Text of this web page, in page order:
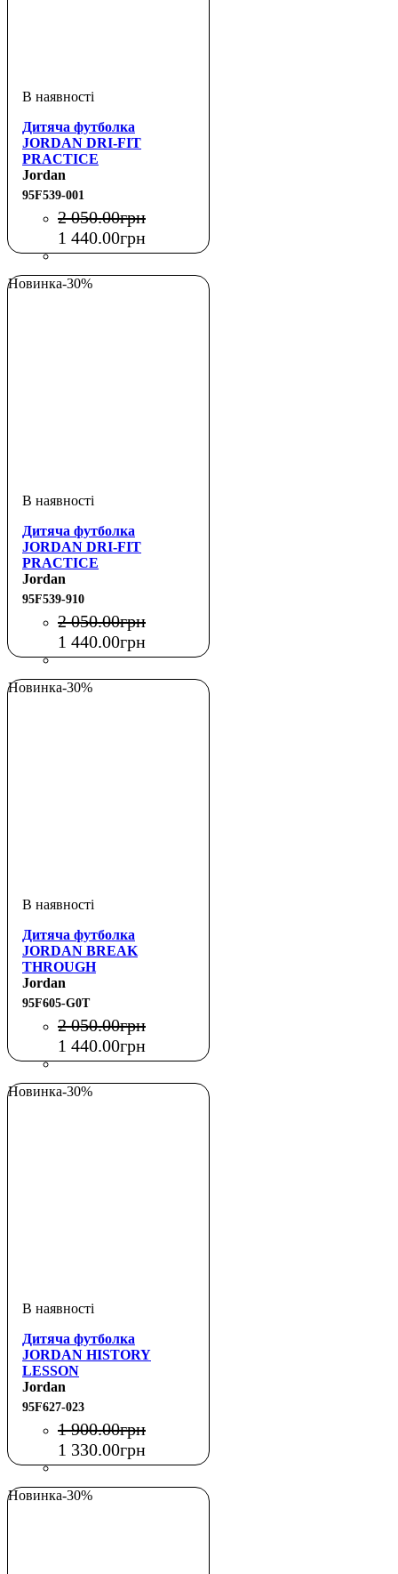
Дитяча футболка
JORDAN DRI-FIT
PRACTICE
Jordan
95F539-001
2 050.00грн
1 440.00грн
Новинка-30%
Дитяча футболка
JORDAN DRI-FIT
PRACTICE
Jordan
95F539-910
2 050.00грн
1 440.00грн
Новинка-30%
Дитяча футболка
JORDAN BREAK
THROUGH
Jordan
95F605-G0T
2 050.00грн
1 440.00грн
Новинка-30%
Дитяча футболка
JORDAN HISTORY
LESSON
Jordan
95F627-023
1 900.00грн
1 330.00грн
Новинка-30%